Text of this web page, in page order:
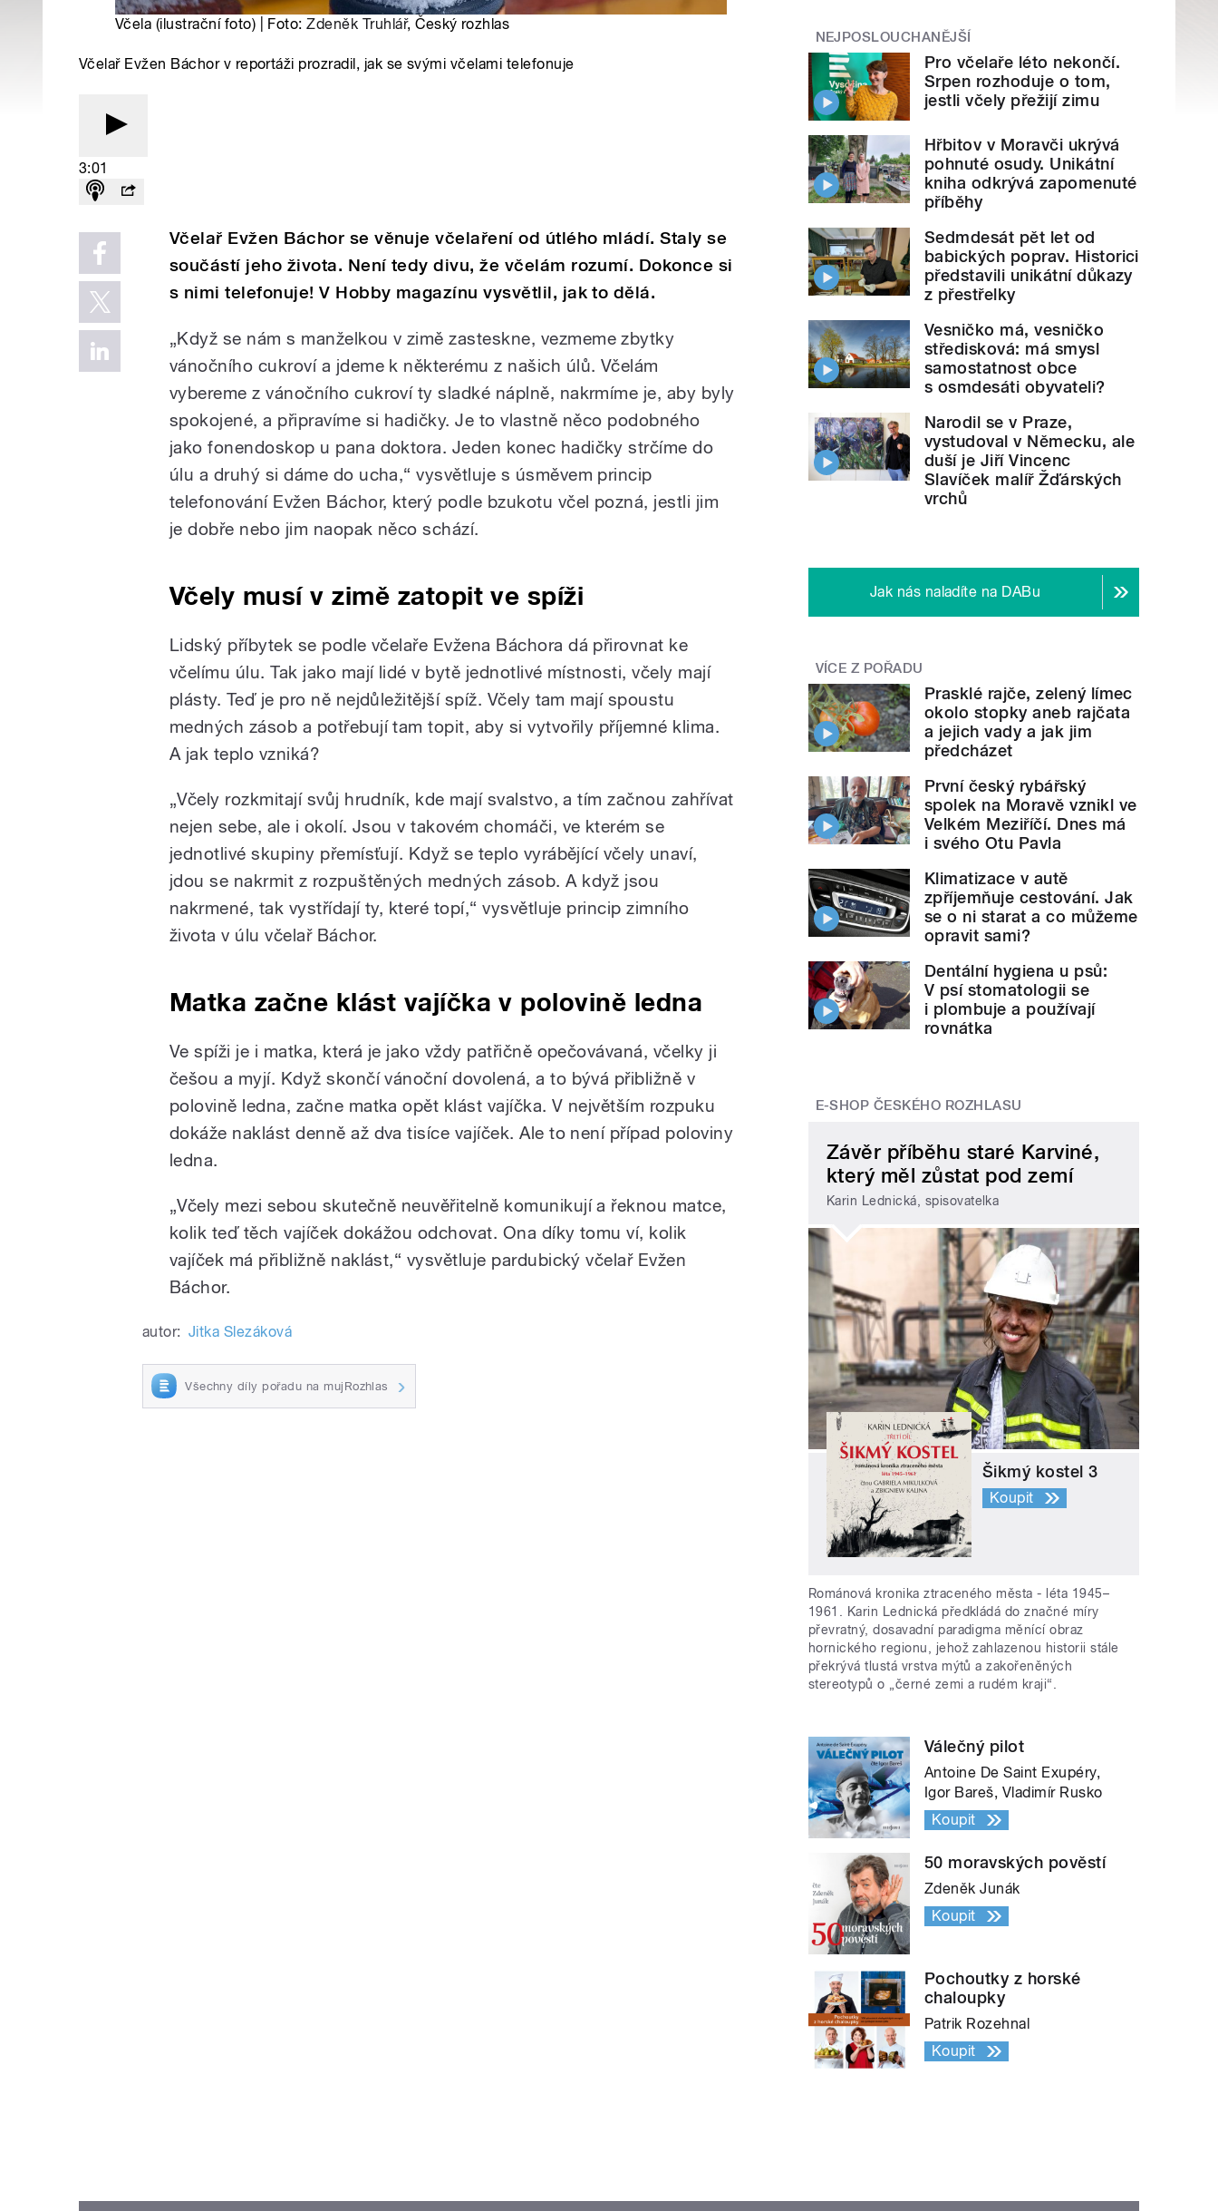
Včela (ilustrační foto) | Foto:Zdeněk Truhlář, Český rozhlas
Včelař Evžen Báchor v reportáži prozradil, jak se svými včelami telefonuje
3:01
Včelař Evžen Báchor se věnuje včelaření od útlého mládí. Staly se
součástí jeho života. Není tedy divu, že včelám rozumí. Dokonce si
s nimi telefonuje! V Hobby magazínu vysvětlil, jak to dělá.
„Když se nám s manželkou v zimě zasteskne, vezmeme zbytky
vánočního cukroví a jdeme k některému z našich úlů. Včelám
vybereme z vánočního cukroví ty sladké náplně, nakrmíme je, aby byly
spokojené, a připravíme si hadičky. Je to vlastně něco podobného
jako fonendoskop u pana doktora. Jeden konec hadičky strčíme do
úlu a druhý si dáme do ucha,“ vysvětluje s úsměvem princip
telefonování Evžen Báchor, který podle bzukotu včel pozná, jestli jim
je dobře nebo jim naopak něco schází.
Včely musí v zimě zatopit ve spíži
Lidský příbytek se podle včelaře Evžena Báchora dá přirovnat ke
včelímu úlu. Tak jako mají lidé v bytě jednotlivé místnosti, včely mají
plásty. Teď je pro ně nejdůležitější spíž. Včely tam mají spoustu
medných zásob a potřebují tam topit, aby si vytvořily příjemné klima.
A jak teplo vzniká?
„Včely rozkmitají svůj hrudník, kde mají svalstvo, a tím začnou zahřívat
nejen sebe, ale i okolí. Jsou v takovém chomáči, ve kterém se
jednotlivé skupiny přemísťují. Když se teplo vyrábějící včely unaví,
jdou se nakrmit z rozpuštěných medných zásob. A když jsou
nakrmené, tak vystřídají ty, které topí,“ vysvětluje princip zimního
života v úlu včelař Báchor.
Matka začne klást vajíčka v polovině ledna
Ve spíži je i matka, která je jako vždy patřičně opečovávaná, včelky ji
češou a myjí. Když skončí vánoční dovolená, a to bývá přibližně v
polovině ledna, začne matka opět klást vajíčka. V největším rozpuku
dokáže naklást denně až dva tisíce vajíček. Ale to není případ poloviny
ledna.
„Včely mezi sebou skutečně neuvěřitelně komunikují a řeknou matce,
kolik teď těch vajíček dokážou odchovat. Ona díky tomu ví, kolik
vajíček má přibližně naklást,“ vysvětluje pardubický včelař Evžen
Báchor.
autor: Jitka Slezáková
Všechny díly pořadu na mujRozhlas
NEJPOSLOUCHANĚJŠÍ
Pro včelaře léto nekončí.
Srpen rozhoduje o tom,
jestli včely přežijí zimu
Hřbitov v Moravči ukrývá
pohnuté osudy. Unikátní
kniha odkrývá zapomenuté
příběhy
Sedmdesát pět let od
babických poprav. Historici
představili unikátní důkazy
z přestřelky
Vesničko má, vesničko
středisková: má smysl
samostatnost obce
s osmdesáti obyvateli?
Narodil se v Praze,
vystudoval v Německu, ale
duší je Jiří Vincenc
Slavíček malíř Žďárských
vrchů
Jak nás naladíte na DABu
VÍCE Z POŘADU
Prasklé rajče, zelený límec
okolo stopky aneb rajčata
a jejich vady a jak jim
předcházet
První český rybářský
spolek na Moravě vznikl ve
Velkém Meziříčí. Dnes má
i svého Otu Pavla
Klimatizace v autě
zpříjemňuje cestování. Jak
se o ni starat a co můžeme
opravit sami?
Dentální hygiena u psů:
V psí stomatologii se
i plombuje a používají
rovnátka
E-SHOP ČESKÉHO ROZHLASU
Závěr příběhu staré Karviné,
který měl zůstat pod zemí
Karin Lednická, spisovatelka
Šikmý kostel 3
Koupit
Románová kronika ztraceného města - léta 1945–
1961. Karin Lednická předkládá do značné míry
převratný, dosavadní paradigma měnící obraz
hornického regionu, jehož zahlazenou historii stále
překrývá tlustá vrstva mýtů a zakořeněných
stereotypů o „černé zemi a rudém kraji“.
Válečný pilot
Antoine De Saint Exupéry,
Igor Bareš, Vladimír Rusko
Koupit
50 moravských pověstí
Zdeněk Junák
Koupit
Pochoutky z horské
chaloupky
Patrik Rozehnal
Koupit